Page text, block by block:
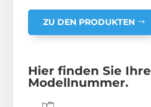
ZU DEN PRODUKTEN
Hier finden Sie Ihre
Modellnummer.